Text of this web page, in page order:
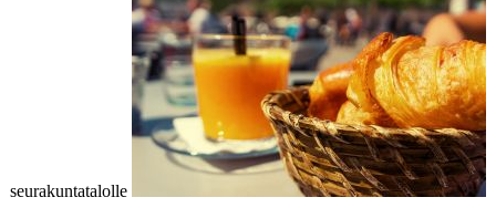
seurakuntatalolle